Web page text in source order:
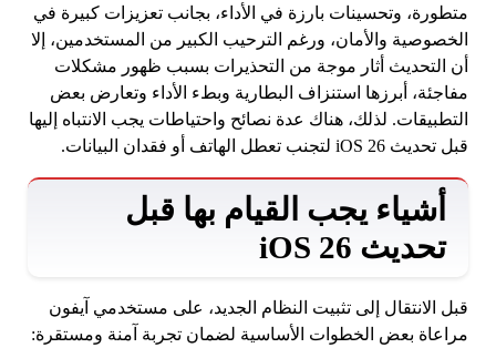
متطورة، وتحسينات بارزة في الأداء، بجانب تعزيزات كبيرة في
الخصوصية والأمان، ورغم الترحيب الكبير من المستخدمين، إلا
أن التحديث أثار موجة من التحذيرات بسبب ظهور مشكلات
مفاجئة، أبرزها استنزاف البطارية وبطء الأداء وتعارض بعض
التطبيقات. لذلك، هناك عدة نصائح واحتياطات يجب الانتباه إليها
قبل تحديث iOS 26 لتجنب تعطل الهاتف أو فقدان البيانات.
أشياء يجب القيام بها قبل
تحديث iOS 26
قبل الانتقال إلى تثبيت النظام الجديد، على مستخدمي آيفون
مراعاة بعض الخطوات الأساسية لضمان تجربة آمنة ومستقرة: